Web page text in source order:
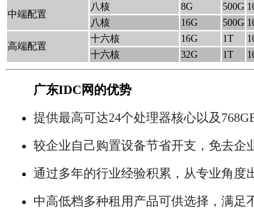
中端配置
八核 8G 500G
八核
16G 500G
高端配置
十六核 16G 1T
十六核
32G 1T
广东IDC网的优势
提供最高可达24个处理器核心以及
较企业自己购置设备节省开支，免去企
通过多年的行业经验积累，从专业角度
中高低档多种租用产品可供选择，满足